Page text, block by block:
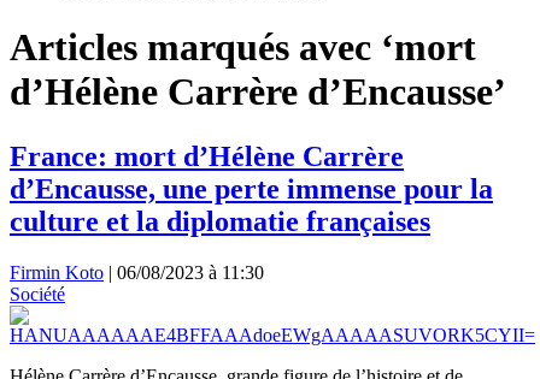
Articles marqués avec ‘mort
d’Hélène Carrère d’Encausse’
France: mort d’Hélène Carrère
d’Encausse, une perte immense pour la
culture et la diplomatie françaises
Firmin Koto | 06/08/2023 à 11:30
Société